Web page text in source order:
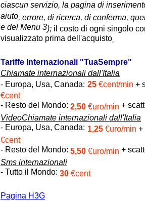
ciascun servizio, la pagina di
aiuto, errore, di ricerca, di conferma,
e del Menu 3); il costo di ogni singolo
visualizzato prima dell'acquisto.
Tariffe Internazionali "TuaSempre"
Chiamate internazionali dall'Italia
- Europa, Usa, Canada: 25 €cent/min +
€cent
- Resto del Mondo: 2,50 €uro/min +
VideoChiamate internazionali dall'Italia
- Europa, Usa, Canada: 1,25 €uro/min +
€cent
- Resto del Mondo: 5,50 €uro/min +
Sms internazionali
- Tutto il Mondo: 30 €cent
Pagina H3G